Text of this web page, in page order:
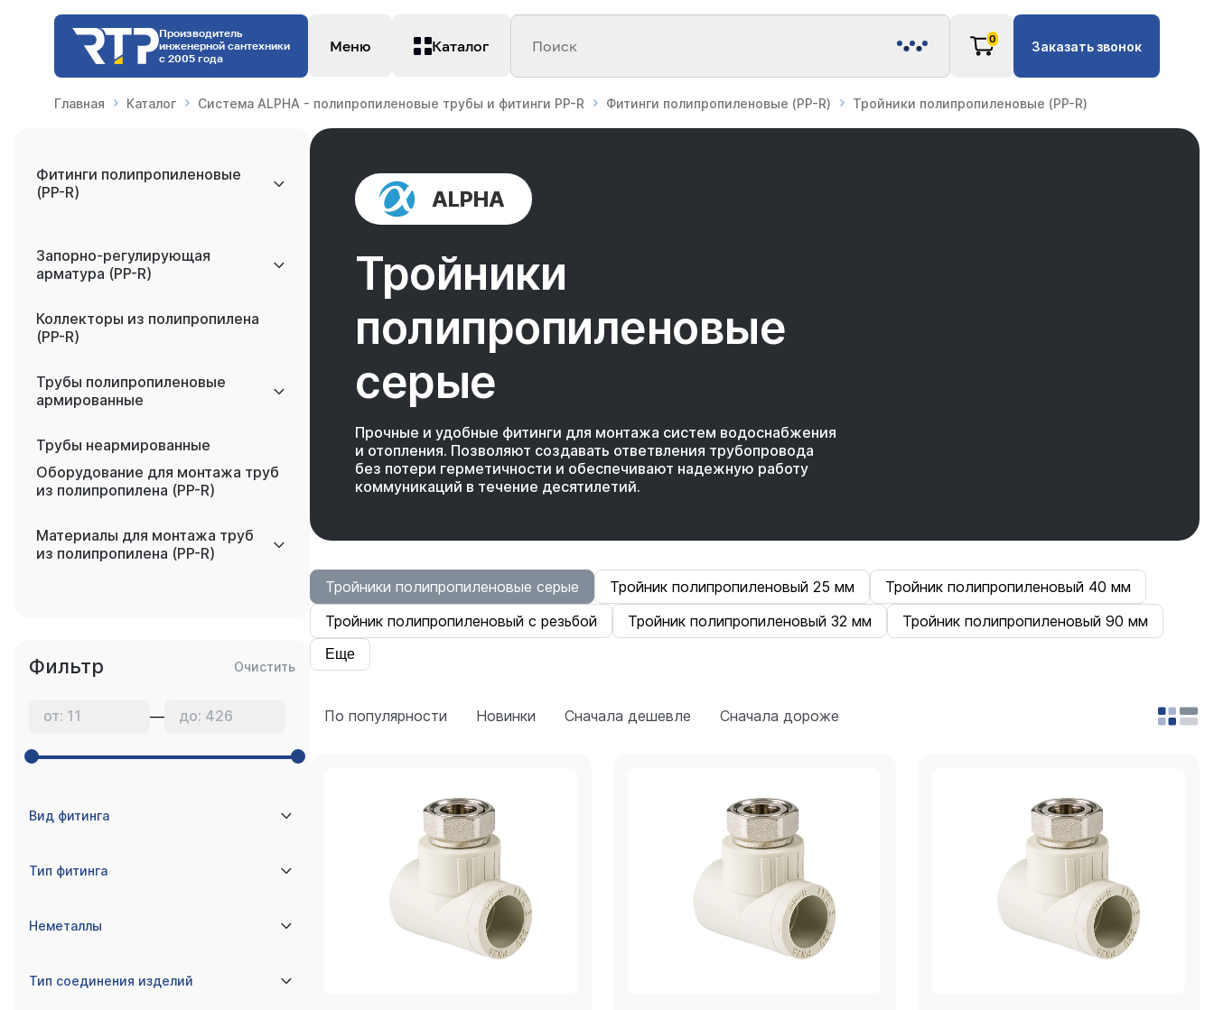
Производитель
инженерной сантехники
с 2005 года
Меню Каталог Поиск 0 Заказать звонок
Главная Каталог Система ALPHA - полипропиленовые трубы и фитинги PP-R Фитинги полипропиленовые (PP-R) Тройники полипропиленовые (PP-R)
Фитинги полипропиленовые
(PP-R)
Запорно-регулирующая
арматура (PP-R)
Коллекторы из полипропилена
(PP-R)
Трубы полипропиленовые
армированные
Трубы неармированные
Оборудование для монтажа труб
из полипропилена (PP-R)
Материалы для монтажа труб
из полипропилена (PP-R)
Фильтр Очистить
—
Вид фитинга
Тип фитинга
Неметаллы
Тип соединения изделий
ALPHA
Тройники
полипропиленовые
серые
Прочные и удобные фитинги для монтажа систем водоснабжения
и отопления. Позволяют создавать ответвления трубопровода
без потери герметичности и обеспечивают надежную работу
коммуникаций в течение десятилетий.
Тройники полипропиленовые серые Тройник полипропиленовый 25 мм
Тройник полипропиленовый 40 мм
Тройник полипропиленовый с резьбой
Тройник полипропиленовый 32 мм Тройник полипропиленовый 90 мм
Еще
По популярности Новинки Сначала дешевле Сначала дороже